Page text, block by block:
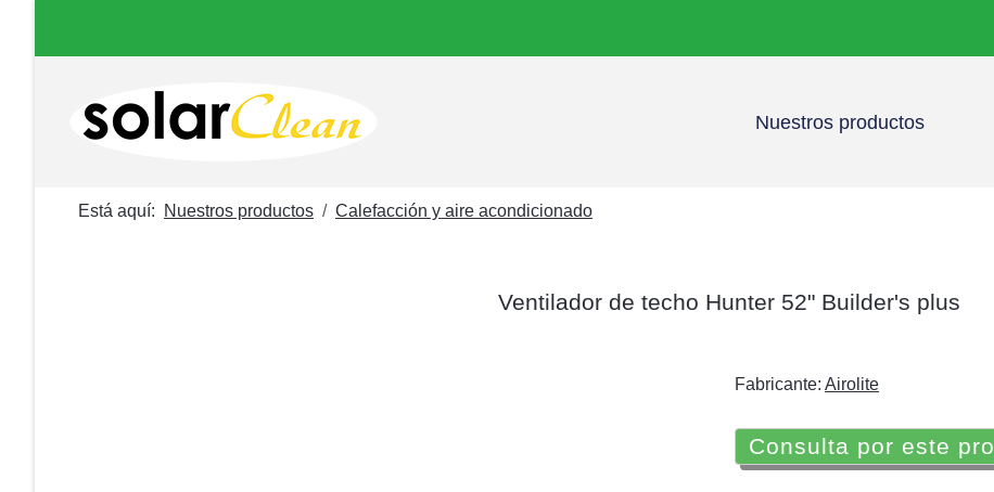
Nuestros productos
Está aquí: Nuestros productos Calefacción y aire acondicionado
Ventilador de techo Hunter 52" Builder's plus
Fabricante: Airolite
Consulta por este